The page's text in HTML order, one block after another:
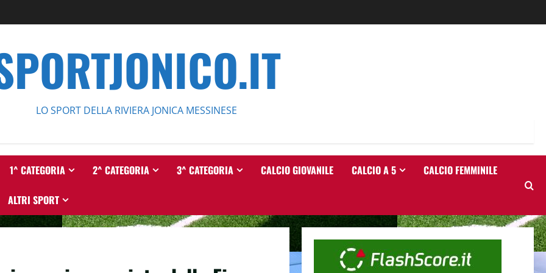
LO SPORT DELLA RIVIERA JONICA MESSINESE
1^ CATEGORIA 2^ CATEGORIA 3^ CATEGORIA CALCIO GIOVANILE CALCIO A 5 CALCIO FEMMINILE
ALTRI SPORT